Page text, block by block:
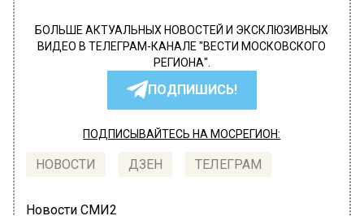
БОЛЬШЕ АКТУАЛЬНЫХ НОВОСТЕЙ И ЭКСКЛЮЗИВНЫХ
ВИДЕО В ТЕЛЕГРАМ-КАНАЛЕ "ВЕСТИ МОСКОВСКОГО
РЕГИОНА".
ПОДПИШИСЬ!
ПОДПИСЫВАЙТЕСЬ НА МОСРЕГИОН:
НОВОСТИ ДЗЕН ТЕЛЕГРАМ
Новости СМИ2